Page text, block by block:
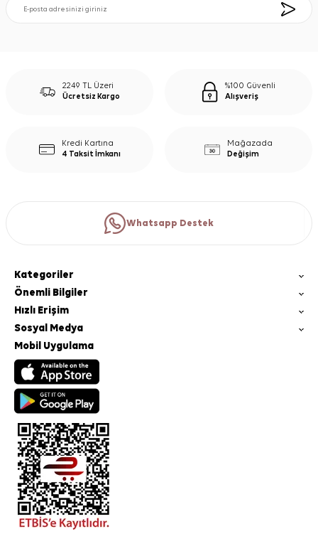
2249 TL Üzeri
Ücretsiz Kargo
%100 Güvenli
Alışveriş
Kredi Kartına
4 Taksit İmkanı
Mağazada
Değişim
Whatsapp Destek
Kategoriler
Önemli Bilgiler
Hızlı Erişim
Sosyal Medya
Mobil Uygulama